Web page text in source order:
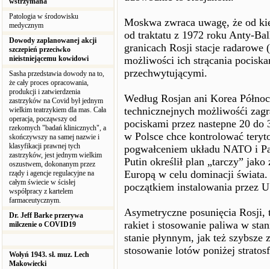
Patologia w środowisku
medycznym
Dowody zaplanowanej akcji
szczepień przeciwko
nieistniejącemu kowidowi
Sasha przedstawia dowody na to,
że cały proces opracowania,
produkcji i zatwierdzenia
zastrzyków na Covid był jednym
wielkim teatrzykiem dla mas. Cała
operacja, począwszy od
rzekomych "badań klinicznych", a
skończywszy na samej nazwie i
klasyfikacji prawnej tych
zastrzyków, jest jednym wielkim
oszustwem, dokonanym przez
rządy i agencje regulacyjne na
całym świecie w ścisłej
współpracy z kartelem
farmaceutycznym.
Dr. Jeff Barke przerywa
milczenie o COVID19
Wołyń 1943. sł. muz. Lech
Makowiecki
Moskwa zwraca uwagę, że od
od traktatu z 1972 roku Anty-
granicach Rosji stacje
możliwości ich strącania
przechwytującymi.
Według Rosjan ani Korea
technicznejnych możliwośći
pociskami przez nastepne 20
w Polsce chce kontrolować
pogwałceniem układu NATO i
Putin określił plan „tarczy”
Europą w celu dominacji
początkiem instalowania przez
Asymetryczne posunięcia Rosji,
rakiet i stosowanie paliwa w
stanie płynnym, jak też
stosowanie lotów poniżej